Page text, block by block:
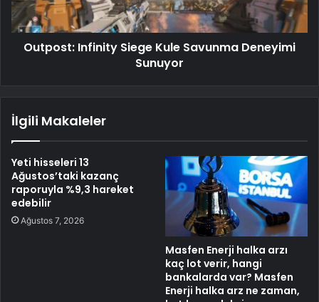
Outpost: Infinity Siege Kule Savunma Deneyimi
Sunuyor
İlgili Makaleler
Yeti hisseleri 13
Ağustos’taki kazanç
raporuyla %9,3 hareket
edebilir
Ağustos 7, 2026
Masfen Enerji halka arzı
kaç lot verir, hangi
bankalarda var? Masfen
Enerji halka arz ne zaman,